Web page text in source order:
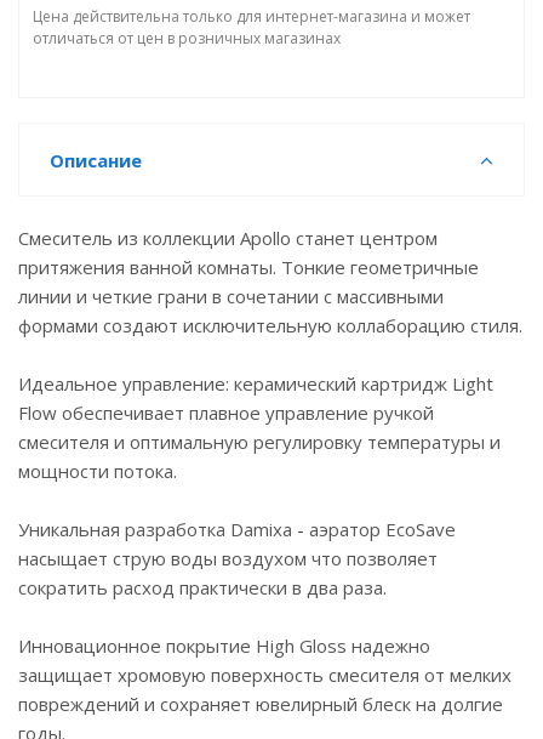
Цена действительна только для интернет-магазина и может
отличаться от цен в розничных магазинах
Описание
Смеситель из коллекции Apollo станет центром
притяжения ванной комнаты. Тонкие геометричные
линии и четкие грани в сочетании с массивными
формами создают исключительную коллаборацию стиля.
Идеальное управление: керамический картридж Light
Flow обеспечивает плавное управление ручкой
смесителя и оптимальную регулировку температуры и
мощности потока.
Уникальная разработка Damixa - аэратор EcoSave
насыщает струю воды воздухом что позволяет
сократить расход практически в два раза.
Инновационное покрытие High Gloss надежно
защищает хромовую поверхность смесителя от мелких
повреждений и сохраняет ювелирный блеск на долгие
годы.